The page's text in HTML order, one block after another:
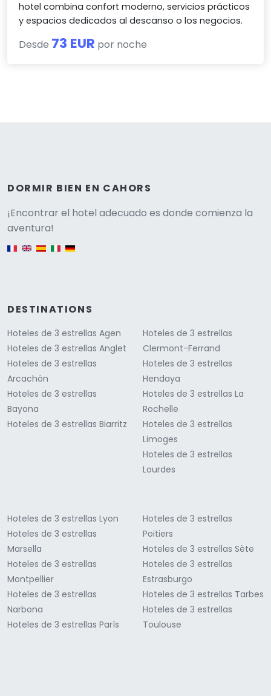
hotel combina confort moderno, servicios prácticos
y espacios dedicados al descanso o los negocios.
Desde 73 EUR por noche
DORMIR BIEN EN CAHORS
¡Encontrar el hotel adecuado es donde comienza la
aventura!
DESTINATIONS
Hoteles de 3 estrellas Agen
Hoteles de 3 estrellas Anglet
Hoteles de 3 estrellas
Arcachón
Hoteles de 3 estrellas
Bayona
Hoteles de 3 estrellas Biarritz
Hoteles de 3 estrellas
Clermont-Ferrand
Hoteles de 3 estrellas
Hendaya
Hoteles de 3 estrellas La
Rochelle
Hoteles de 3 estrellas
Limoges
Hoteles de 3 estrellas
Lourdes
Hoteles de 3 estrellas Lyon
Hoteles de 3 estrellas
Marsella
Hoteles de 3 estrellas
Montpellier
Hoteles de 3 estrellas
Narbona
Hoteles de 3 estrellas París
Hoteles de 3 estrellas
Poitiers
Hoteles de 3 estrellas Sète
Hoteles de 3 estrellas
Estrasburgo
Hoteles de 3 estrellas Tarbes
Hoteles de 3 estrellas
Toulouse